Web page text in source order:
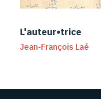
L'auteur•trice
Jean-François Laé